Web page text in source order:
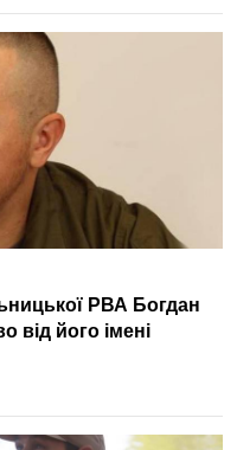
РВА Богдан
від його імені